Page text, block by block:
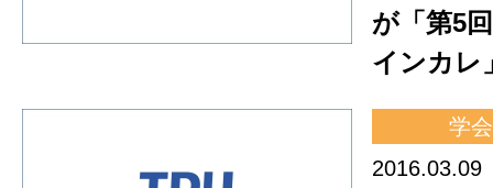
が「第5
インカレ
学会
2016.03.09